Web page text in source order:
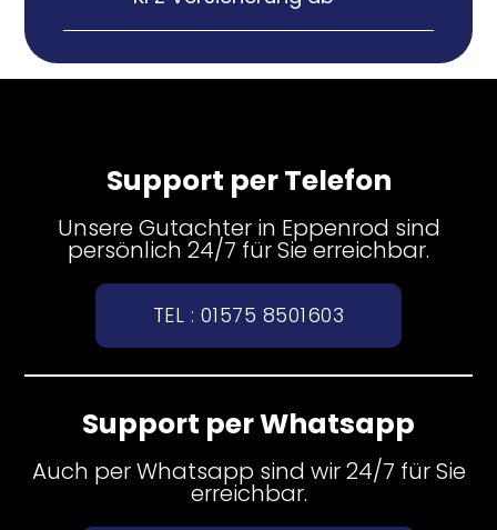
Support per Telefon
Unsere Gutachter in Eppenrod sind
persönlich 24/7 für Sie erreichbar.
TEL : 01575 8501603
Support per Whatsapp
Auch per Whatsapp sind wir 24/7 für Sie
erreichbar.